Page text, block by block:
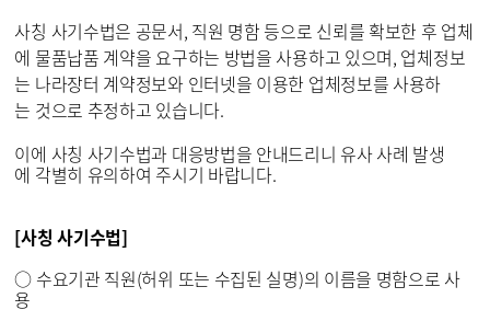
사칭 사기수법은 공문서, 직원 명함 등으로 신뢰를 확보한 후 업체
에 물품납품 계약을 요구하는 방법을 사용하고 있으며, 업체정보
는 나라장터 계약정보와 인터넷을 이용한 업체정보를 사용하
는 것으로 추정하고 있습니다.
이에 사칭 사기수법과 대응방법을 안내드리니 유사 사례 발생
에 각별히 유의하여 주시기 바랍니다.
[사칭 사기수법]
○ 수요기관 직원(허위 또는 수집된 실명)의 이름을 명함으로 사
용